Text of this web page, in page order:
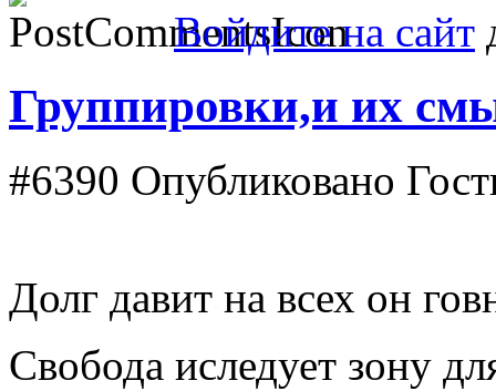
Войдите на сайт
Группировки,и их
#6390 Опубликовано
Долг давит на всех он
Свобода иследует зону